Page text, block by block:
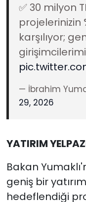
✅ 30 milyon
projelerinizin
karşılıyor;
— İbrahim
29, 2026
YATIRIM
Bakan
geniş bir
hedeflendiği